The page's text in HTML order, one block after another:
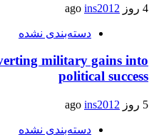
4 روز ago ins2012
دسته‌بندی نشده
military gains into
political success
5 روز ago ins2012
دسته‌بندی نشده